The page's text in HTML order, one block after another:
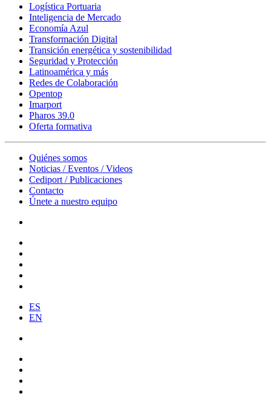
Logística Portuaria
Inteligencia de Mercado
Economía Azul
Transformación Digital
Transición energética y sostenibilidad
Seguridad y Protección
Latinoamérica y más
Redes de Colaboración
Opentop
Imarport
Pharos 39.0
Oferta formativa
Quiénes somos
Noticias / Eventos / Videos
Cediport / Publicaciones
Contacto
Únete a nuestro equipo
ES
EN